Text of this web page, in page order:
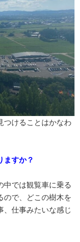
けることはかなわ
ますか？
中では観覧車に乗る
ので、どこの樹木を
、仕事みたいな感じ